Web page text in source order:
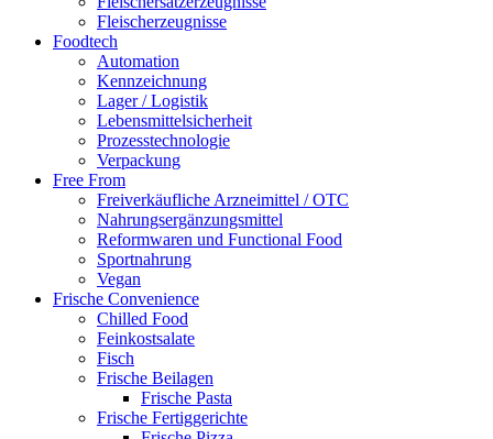
Fleischerzeugnisse
Foodtech
Automation
Kennzeichnung
Lager / Logistik
Lebensmittelsicherheit
Prozesstechnologie
Verpackung
Free From
Freiverkäufliche Arzneimittel / OTC
Nahrungsergänzungsmittel
Reformwaren und Functional Food
Sportnahrung
Vegan
Frische Convenience
Chilled Food
Feinkostsalate
Fisch
Frische Beilagen
Frische Pasta
Frische Fertiggerichte